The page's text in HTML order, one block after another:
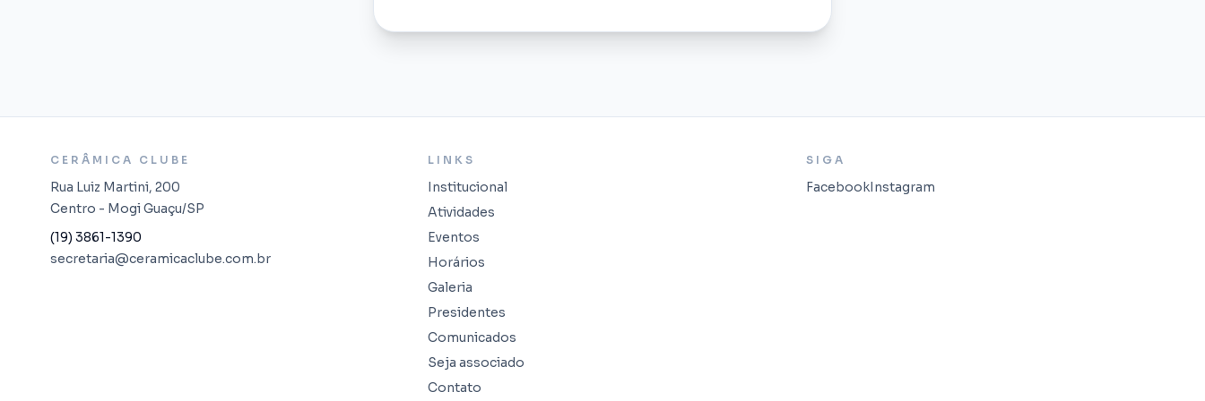
CERÂMICA CLUBE
Rua Luiz Martini, 200
Centro - Mogi Guaçu/SP
(19) 3861-1390
secretaria@ceramicaclube.com.br
LINKS
Institucional
Atividades
Eventos
Horários
Galeria
Presidentes
Comunicados
Seja associado
Contato
SIGA
FacebookInstagram